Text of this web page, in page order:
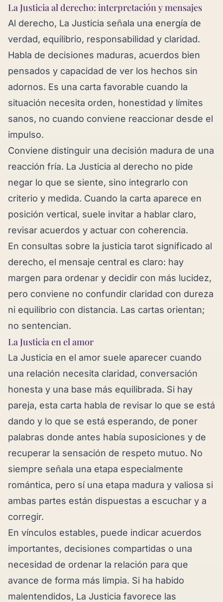
La Justicia al derecho: interpretación y mensajes
Al derecho, La Justicia señala una energía de
verdad, equilibrio, responsabilidad y claridad.
Habla de decisiones maduras, acuerdos bien
pensados y capacidad de ver los hechos sin
adornos. Es una carta favorable cuando la
situación necesita orden, honestidad y límites
sanos, no cuando conviene reaccionar desde el
impulso.
Conviene distinguir una decisión madura de una
reacción fría. La Justicia al derecho no pide
negar lo que se siente, sino integrarlo con
criterio y medida. Cuando la carta aparece en
posición vertical, suele invitar a hablar claro,
revisar acuerdos y actuar con coherencia.
En consultas sobre la justicia tarot significado al
derecho, el mensaje central es claro: hay
margen para ordenar y decidir con más lucidez,
pero conviene no confundir claridad con dureza
ni equilibrio con distancia. Las cartas orientan;
no sentencian.
La Justicia en el amor
La Justicia en el amor suele aparecer cuando
una relación necesita claridad, conversación
honesta y una base más equilibrada. Si hay
pareja, esta carta habla de revisar lo que se está
dando y lo que se está esperando, de poner
palabras donde antes había suposiciones y de
recuperar la sensación de respeto mutuo. No
siempre señala una etapa especialmente
romántica, pero sí una etapa madura y valiosa si
ambas partes están dispuestas a escuchar y a
corregir.
En vínculos estables, puede indicar acuerdos
importantes, decisiones compartidas o una
necesidad de ordenar la relación para que
avance de forma más limpia. Si ha habido
malentendidos, La Justicia favorece las